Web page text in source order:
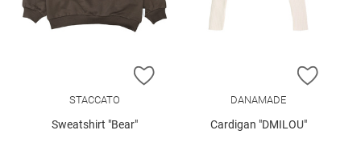
ZUR WUNSCHLISTE HINZUFÜGEN
STACCATO
Sweatshirt "Bear"
ZUR
DANAMADE
Cardigan "DMILOU"